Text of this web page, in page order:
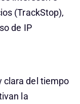
(TrackStop),
de IP
clara del tiempo
la